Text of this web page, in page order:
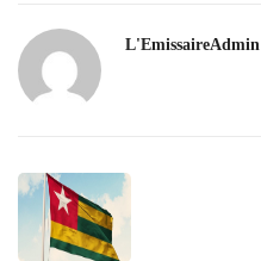
L'EmissaireAdmin